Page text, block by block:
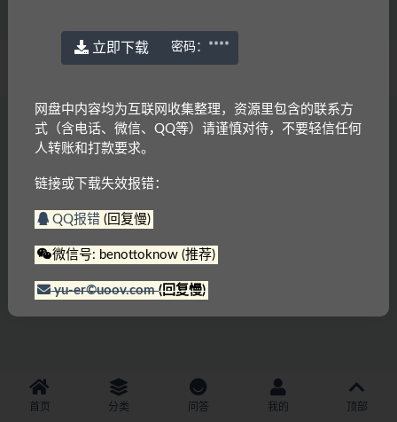
© 2022 语耳学习 京ICP备14037962号-2
首页 分类 问答 我的 顶部
立即下载 密码： ****
网盘中内容均为互联网收集整理，资源里包含的联系方
式（含电话、微信、QQ等）请谨慎对待，不要轻信任何
人转账和打款要求。
链接或下载失效报错：
QQ报错(回复慢)
微信号: benottoknow (推荐)
yu-er©uoov.com(回复慢)